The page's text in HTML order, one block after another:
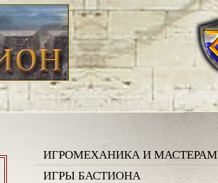
ИГРОМЕХАНИКА И МАСТЕРАМ
ИГРЫ БАСТИОНА